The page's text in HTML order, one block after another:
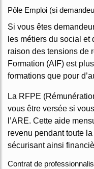
Pôle Emploi (si
Si vous êtes
les métiers du social
raison des tensions de
Formation (AIF) est
formations que pour
La RFPE
vous être versée si
l’ARE. Cette aide
revenu pendant toute
sécurisant ainsi
Contrat de